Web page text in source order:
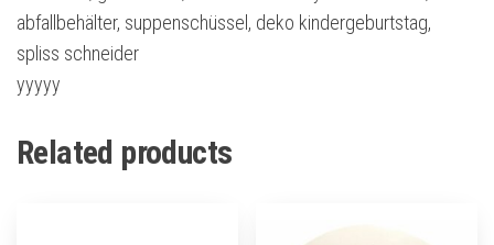
abfallbehälter, suppenschüssel, deko kindergeburtstag,
spliss schneider
yyyyy
Related products